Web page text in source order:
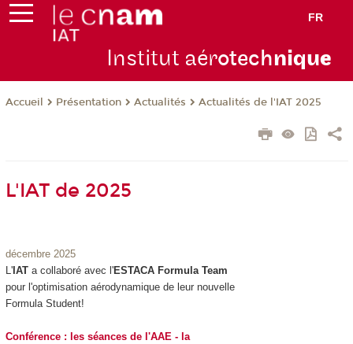
FR
Institut aérotechnique
Accueil Présentation Actualités Actualités de l'IAT 2025
L'IAT de 2025
décembre 2025
L'IAT a collaboré avec l'ESTACA Formula Team
pour l'optimisation aérodynamique de leur nouvelle
Formula Student!
Conférence : les séances de l'AAE - la